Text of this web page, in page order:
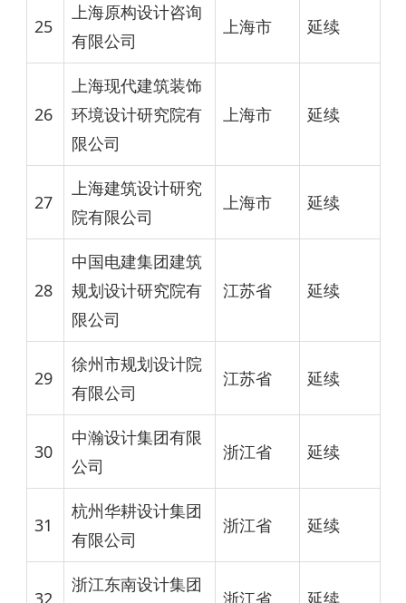
25
上海原构设计咨询
有限公司
上海市 延续
26
上海现代建筑装饰
环境设计研究院有
限公司
上海市 延续
27
上海建筑设计研究
院有限公司
上海市 延续
28
中国电建集团建筑
规划设计研究院有
限公司
江苏省 延续
29
徐州市规划设计院
有限公司
江苏省 延续
30
中瀚设计集团有限
公司
浙江省 延续
31
杭州华耕设计集团
有限公司
浙江省 延续
浙江东南设计集团